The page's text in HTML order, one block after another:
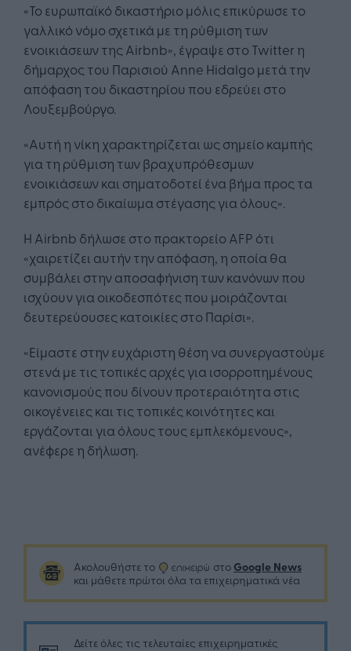
«Το ευρωπαϊκό δικαστήριο μόλις επικύρωσε το
γαλλικό νόμο σχετικά με τη ρύθμιση των
ενοικιάσεων της Airbnb», έγραψε στο Twitter η
δήμαρχος του Παρισιού Anne Hidalgo μετά την
απόφαση του δικαστηρίου που εδρεύει στο
Λουξεμβούργο.
«Αυτή η νίκη χαρακτηρίζεται ως σημείο καμπής
για τη ρύθμιση των βραχυπρόθεσμων
ενοικιάσεων και σηματοδοτεί ένα βήμα προς τα
εμπρός στο δικαίωμα στέγασης για όλους».
Η Airbnb δήλωσε στο πρακτορείο AFP ότι
«χαιρετίζει αυτήν την απόφαση, η οποία θα
συμβάλει στην αποσαφήνιση των κανόνων που
ισχύουν για οικοδεσπότες που μοιράζονται
δευτερεύουσες κατοικίες στο Παρίσι».
«Είμαστε στην ευχάριστη θέση να συνεργαστούμε
στενά με τις τοπικές αρχές για ισορροπημένους
κανονισμούς που δίνουν προτεραιότητα στις
οικογένειες και τις τοπικές κοινότητες και
εργάζονται για όλους τους εμπλεκόμενους»,
ανέφερε η δήλωση.
Ακολουθήστε το στο Google News
και μάθετε πρώτοι όλα τα επιχειρηματικά νέα
Δείτε όλες τις τελευταίες επιχειρηματικές